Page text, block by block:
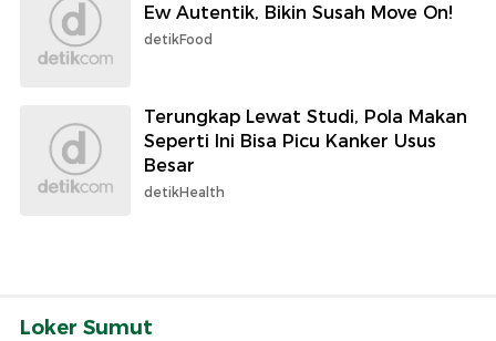
Ew Autentik, Bikin Susah Move On!
detikFood
Terungkap Lewat Studi, Pola Makan
Seperti Ini Bisa Picu Kanker Usus
Besar
detikHealth
Loker Sumut